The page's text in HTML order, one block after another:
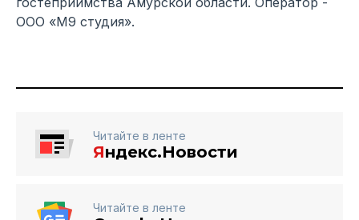
ООО «М9 студия».
Читайте в ленте
Яндекс.Новости
Читайте в ленте